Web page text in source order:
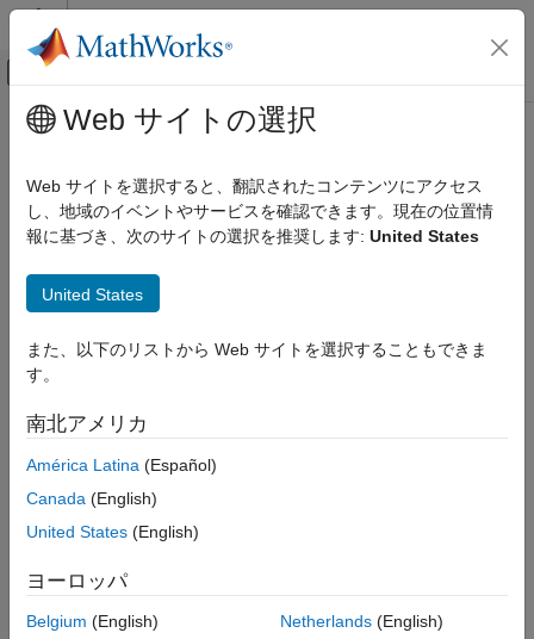
コンテンツへスキップ
オフキャンバス ナビゲーション メ
ドキュメンテーションのホーム
Simulink Test
項目一覧
説明
入力引数
例
バージョン履歴
参考
メインコンテンツ
getInputs
クラス:sltest.testmanager.TestCase
名前空間:
sltest.testmanager
テスト ケース入力を取得
構文
inputs = getInputs(tc,simulationIndex)
inputs= getInputs(
sltest.testmanager.TestInput
inputs= getInputs( simulationIndex)は、テスト ケース内
Web サイトの選択
Web サイトを選択すると、翻訳されたコンテンツにアクセス
し、地域のイベントやサービスを確認できます。現在の位置情
報に基づき、次のサイトの選択を推奨します: United States
United States
また、以下のリストから Web サイトを選択することもできま
す。
南北アメリカ
América Latina (Español)
Canada (English)
United States (English)
ヨーロッパ
Belgium (English)
Netherlands(English)